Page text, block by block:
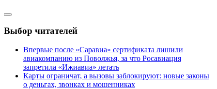
Выбор читателей
Впервые после «Саравиа» сертификата лишили
авиакомпанию из Поволжья, за что Росавиация
запретила «Ижиавиа» летать
Карты ограничат, а вызовы заблокируют: новые законы
о деньгах, звонках и мошенниках